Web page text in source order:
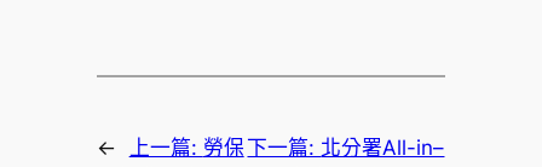
← 上一篇: 勞保 下一篇: 北分署All-in–